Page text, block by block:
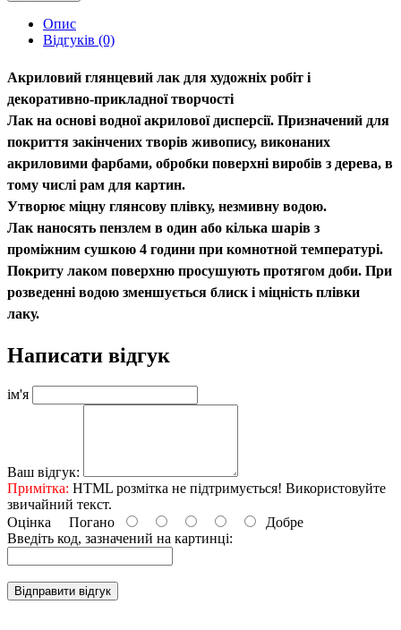
Опис
Відгуків (0)
Акриловий глянцевий лак для художніх робіт і
декоративно-прикладної творчості
Лак на основі водної акрилової дисперсії. Призначений для
покриття закінчених творів живопису, виконаних
акриловими фарбами, обробки поверхні виробів з дерева, в
тому числі рам для картин.
Утворює міцну глянсову плівку, незмивну водою.
Лак наносять пензлем в один або кілька шарів з
проміжним сушкою 4 години при комнотной температурі.
Покриту лаком поверхню просушують протягом доби. При
розведенні водою зменшується блиск і міцність плівки
лаку.
Написати відгук
ім'я
Ваш відгук:
Примітка: HTML розмітка не підтримується! Використовуйте
звичайний текст.
Оцінка Погано
Добре
Введіть код, зазначений на картинці:
Відправити відгук